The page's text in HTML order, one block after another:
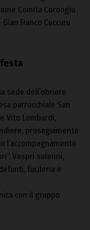
Comita Corongiu
Franco Cuccuru
sede dell’obriere
parrocchiale San
Vito Lombardi,
proseguimento
l’accompagnamento
Vespri solenni,
fucileria e
con il gruppo